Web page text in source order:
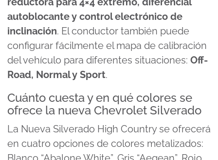
autoblocante y control electrónico de
inclinación. El conductor también puede
configurar fácilmente el mapa de calibración
del vehículo para diferentes situaciones: Off-
Road, Normal y Sport.
Cuánto cuesta y en qué colores se
ofrece la nueva Chevrolet Silverado
La Nueva Silverado High Country se ofrecerá
en cuatro opciones de colores metalizados: